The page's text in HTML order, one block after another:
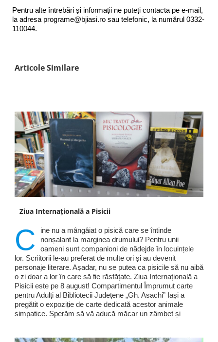
Pentru alte întrebări și informații ne puteți contacta pe e-mail,
la adresa programe@bjiasi.ro sau telefonic, la numărul 0332-
110044.
Articole Similare
Ziua Internațională a Pisicii
C
ine nu a mângâiat o pisică care se întinde
nonșalant la marginea drumului? Pentru unii
oameni sunt companioni de nădejde în locuințele
lor. Scriitorii le-au preferat de multe ori și au devenit
personaje literare. Așadar, nu se putea ca pisicile să nu aibă
o zi doar a lor în care să fie răsfățate. Ziua Internațională a
Pisicii este pe 8 august! Compartimentul Împrumut carte
pentru Adulți al Bibliotecii Județene „Gh. Asachi” Iași a
pregătit o expoziție de carte dedicată acestor animale
simpatice. Sperăm să vă aducă măcar un zâmbet și